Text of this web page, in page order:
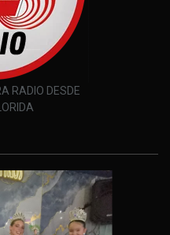
RADIO DESDE